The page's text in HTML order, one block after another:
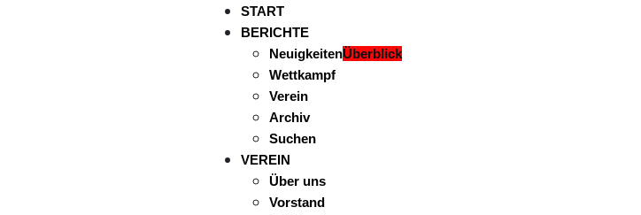
START
BERICHTE
NeuigkeitenÜberblick
Wettkampf
Verein
Archiv
Suchen
VEREIN
Über uns
Vorstand